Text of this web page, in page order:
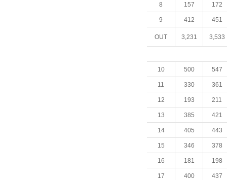
8 157 172
9 412 451
OUT 3,231 3,533
10 500 547
11 330 361
12 193 211
13 385 421
14 405 443
15 346 378
16 181 198
17 400 437